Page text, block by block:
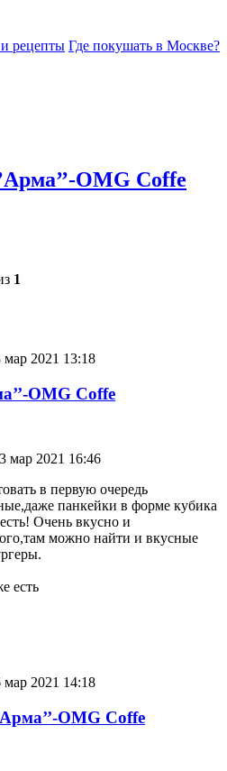
рецепты Где покушать в Москве?
OMG Coffe
1
мар 2021 13:18
OMG Coffe
мар 2021 16:46
в первую очередь
панкейки в форме кубика
Очень вкусно и
можно найти и вкусные
есть
мар 2021 14:18
OMG Coffe